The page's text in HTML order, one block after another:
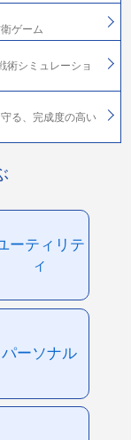
ゲーム
術シミュレーショ
る、完成度の高い
ーティリテ
ィ
パーソナル